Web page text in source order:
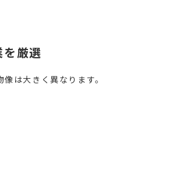
厳選
は大きく異なります。